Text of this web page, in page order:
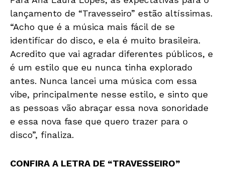
lançamento de “Travesseiro” estão altíssimas.
“Acho que é a música mais fácil de se
identificar do disco, e ela é muito brasileira.
Acredito que vai agradar diferentes públicos, e
é um estilo que eu nunca tinha explorado
antes. Nunca lancei uma música com essa
vibe, principalmente nesse estilo, e sinto que
as pessoas vão abraçar essa nova sonoridade
e essa nova fase que quero trazer para o
disco”, finaliza.
CONFIRA A LETRA DE “TRAVESSEIRO”